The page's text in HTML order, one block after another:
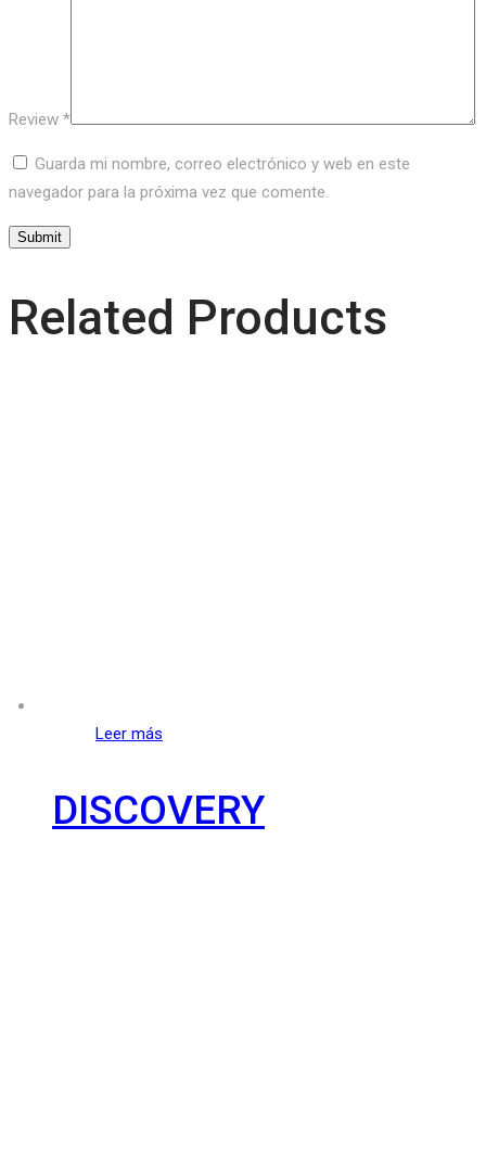
Review *
Guarda mi nombre, correo electrónico y web en este
navegador para la próxima vez que comente.
Related Products
Leer más
DISCOVERY